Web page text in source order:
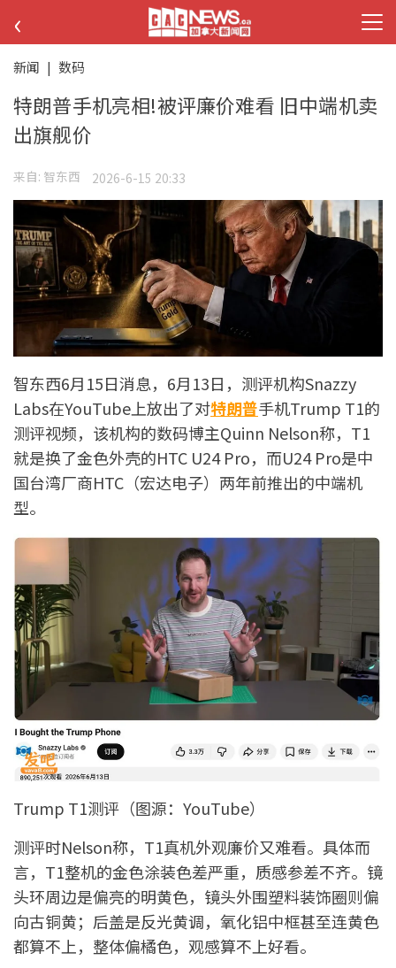
‹
新闻 | 数码
特朗普手机亮相!被评廉价难看 旧中端机卖
出旗舰价
来自: 智东西 2026-6-15 20:33
智东西6月15日消息，6月13日，测评机构Snazzy
Labs在YouTube上放出了对特朗普手机Trump T1的
测评视频，该机构的数码博主Quinn Nelson称，T1
就是换了金色外壳的HTC U24 Pro，而U24 Pro是中
国台湾厂商HTC（宏达电子）两年前推出的中端机
型。
Trump T1测评（图源：YouTube）
测评时Nelson称，T1真机外观廉价又难看。具体而
言，T1整机的金色涂装色差严重，质感参差不齐。镜
头环周边是偏亮的明黄色，镜头外围塑料装饰圈则偏
向古铜黄；后盖是反光黄调，氧化铝中框甚至连黄色
都算不上，整体偏橘色，观感算不上好看。